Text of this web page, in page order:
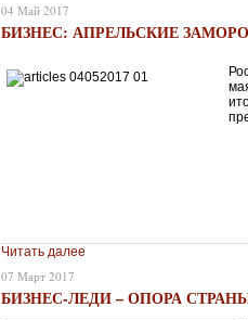
04 Май 2017
БИЗНЕС: АПРЕЛЬСКИЕ
Читать далее
07 Март 2017
БИЗНЕС-ЛЕДИ – ОПОРА